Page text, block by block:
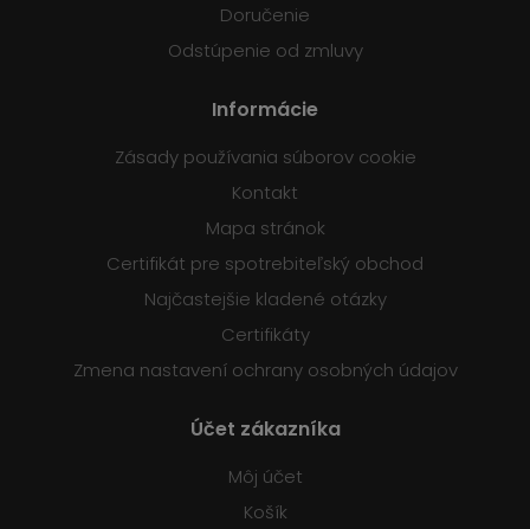
Doručenie
Odstúpenie od zmluvy
Informácie
Zásady používania súborov cookie
Kontakt
Mapa stránok
Certifikát pre spotrebiteľský obchod
Najčastejšie kladené otázky
Certifikáty
Zmena nastavení ochrany osobných údajov
Účet zákazníka
Môj účet
Košík